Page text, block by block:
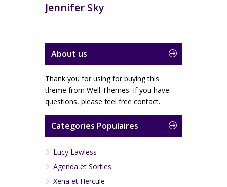
Jennifer Sky
About us
Thank you for using for buying this
theme from Well Themes. If you have
questions, please feel free contact.
Categories Populaires
Lucy Lawless
Agenda et Sorties
Xena et Hercule